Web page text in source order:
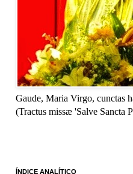
Gaude, Maria Virgo, cunctas
(Tractus missæ 'Salve Sancta
ÍNDICE ANALÍTICO